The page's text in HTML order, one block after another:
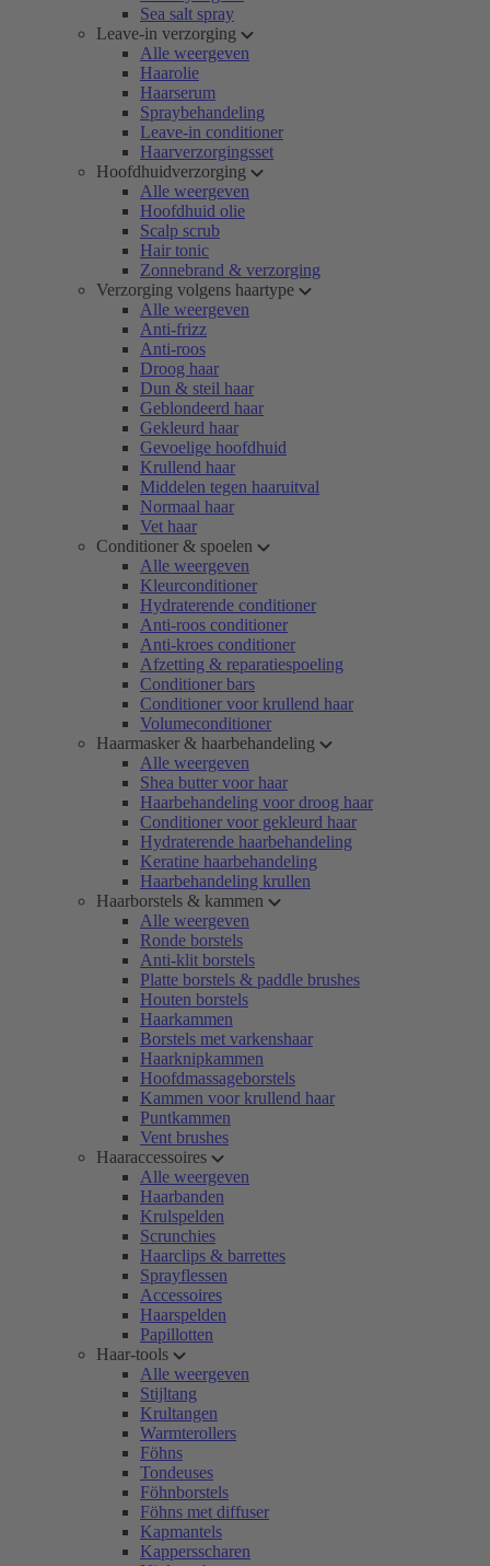
Sea salt spray
Leave-in verzorging
Alle weergeven
Haarolie
Haarserum
Spraybehandeling
Leave-in conditioner
Haarverzorgingsset
Hoofdhuidverzorging
Alle weergeven
Hoofdhuid olie
Scalp scrub
Hair tonic
Zonnebrand & verzorging
Verzorging volgens haartype
Alle weergeven
Anti-frizz
Anti-roos
Droog haar
Dun & steil haar
Geblondeerd haar
Gekleurd haar
Gevoelige hoofdhuid
Krullend haar
Middelen tegen haaruitval
Normaal haar
Vet haar
Conditioner & spoelen
Alle weergeven
Kleurconditioner
Hydraterende conditioner
Anti-roos conditioner
Anti-kroes conditioner
Afzetting & reparatiespoeling
Conditioner bars
Conditioner voor krullend haar
Volumeconditioner
Haarmasker & haarbehandeling
Alle weergeven
Shea butter voor haar
Haarbehandeling voor droog haar
Conditioner voor gekleurd haar
Hydraterende haarbehandeling
Keratine haarbehandeling
Haarbehandeling krullen
Haarborstels & kammen
Alle weergeven
Ronde borstels
Anti-klit borstels
Platte borstels & paddle brushes
Houten borstels
Haarkammen
Borstels met varkenshaar
Haarknipkammen
Hoofdmassageborstels
Kammen voor krullend haar
Puntkammen
Vent brushes
Haaraccessoires
Alle weergeven
Haarbanden
Krulspelden
Scrunchies
Haarclips & barrettes
Sprayflessen
Accessoires
Haarspelden
Papillotten
Haar-tools
Alle weergeven
Stijltang
Krultangen
Warmterollers
Föhns
Tondeuses
Föhnborstels
Föhns met diffuser
Kapmantels
Kappersscharen